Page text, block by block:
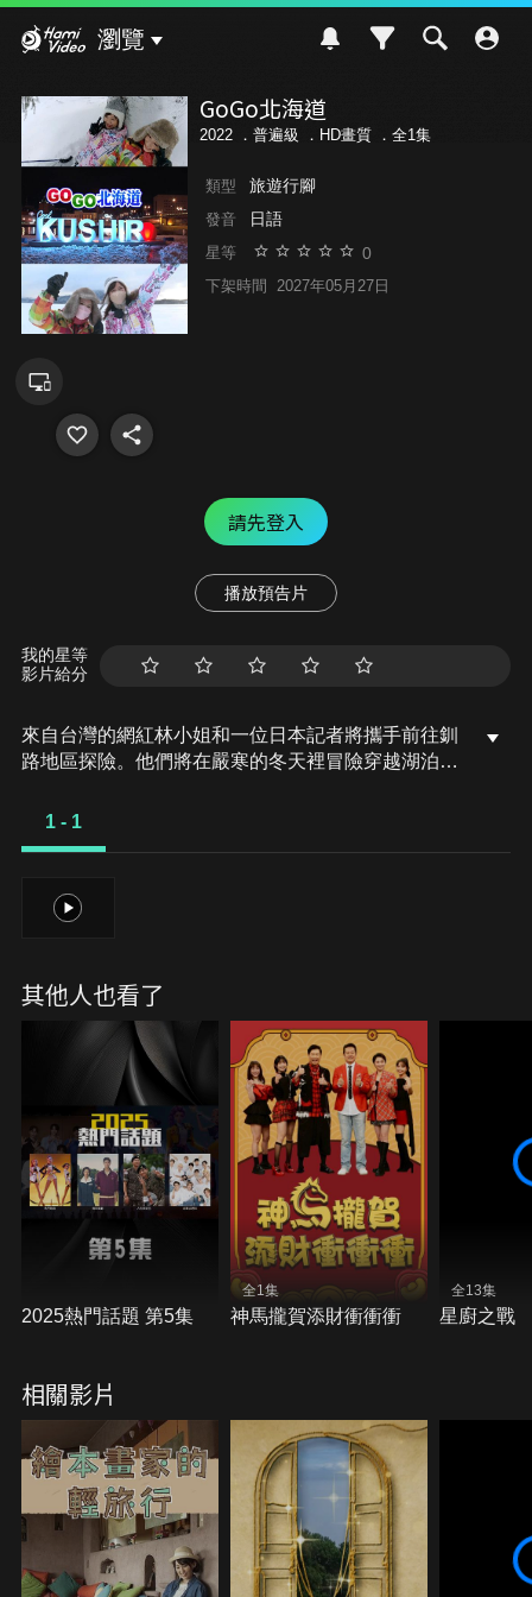
瀏覽
GoGo北海道
2022 ． 普遍級 ．HD畫質 ．全1集
類型 旅遊行腳
發音 日語
星等 0
下架時間 2027年05月27日
請先登入
播放預告片
我的星等
影片給分
來自台灣的網紅林小姐和一位日本記者將攜手前往釧
路地區探險。他們將在嚴寒的冬天裡冒險穿越湖泊、
1 - 1
1
其他人也看了
2025熱門話題 第5集
全1集
神馬攏賀添財衝衝衝
全13集
星廚之戰
相關影片